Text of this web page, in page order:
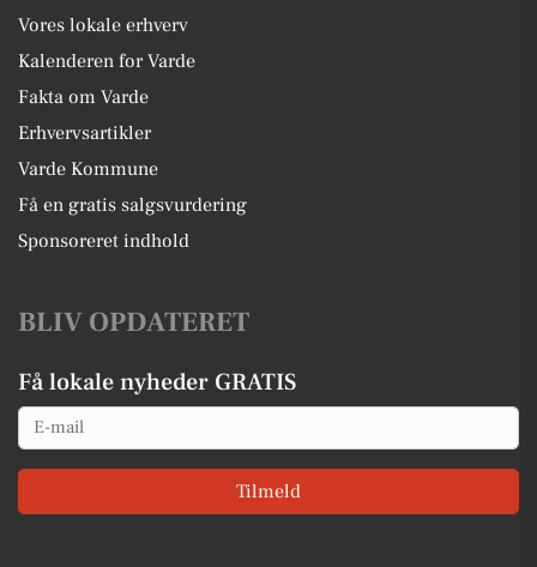
Vores lokale erhverv
Kalenderen for Varde
Fakta om Varde
Erhvervsartikler
Varde Kommune
Få en gratis salgsvurdering
Sponsoreret indhold
BLIV OPDATERET
Få lokale nyheder GRATIS
Email
Tilmeld